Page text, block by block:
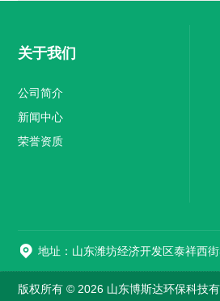
关于我们
公司简介
新闻中心
荣誉资质
版权所有 © 2026 山东博斯达环保科技